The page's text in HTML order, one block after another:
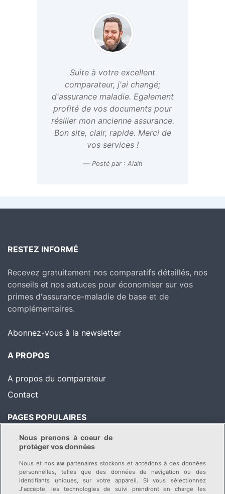
Suite à votre excellent
comparateur, j'ai changé;
d'assurance maladie. Egalement
profité de vos documents pour
résilier mon ancienne assurance.
Bon site, clair, rapide. Merci de
vos services !
Posté par : Alain
RESTEZ INFORMÉ
Recevez gratuitement nos comparatifs détaillés, nos
conseils et nos astuces pour économiser sur vos
primes d'assurance-maladie de base et de
complémentaires.
Abonnez-vous à la newsletter
A PROPOS
A propos du comparateur
Contact
PAGES POPULAIRES
Comparatif des primes
Changer de caisse-
maladie
Nous prenons à coeur de
protéger vos données
Nous et nos638 partenaires stockons et accédons à des données
personnelles, telles que des données de navigation ou des
identifiants uniques, sur votre appareil. Si vous sélectionnez
J'accepte, les technologies de suivi prendront en charge les